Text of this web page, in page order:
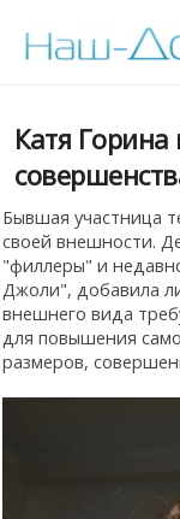
Катя Горина
Бывшая участница
своей внешности.
"филлеры" и
Джоли", добавила
внешнего вида
для повышения
размеров,